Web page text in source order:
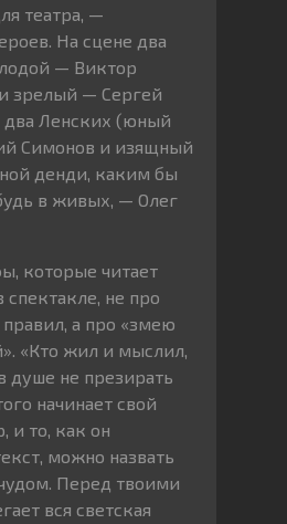
театра, —
На сцене два
— Виктор
зрелый — Сергей
Ленских (юный
Симонов и изящный
денди, каким бы
в живых, — Олег
которые читает
не про
а про «змею
«Кто жил и мыслил,
душе не презирать
начинает свой
и то, как он
можно назвать
Перед твоими
вся светская